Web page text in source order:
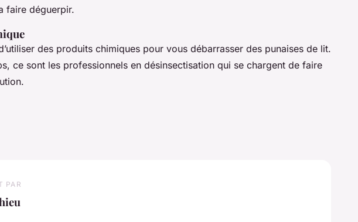
faire déguerpir.
des produits chimiques pour vous débarrasser des punaises de lit.
ce sont les professionnels en désinsectisation qui se chargent de faire
PAR